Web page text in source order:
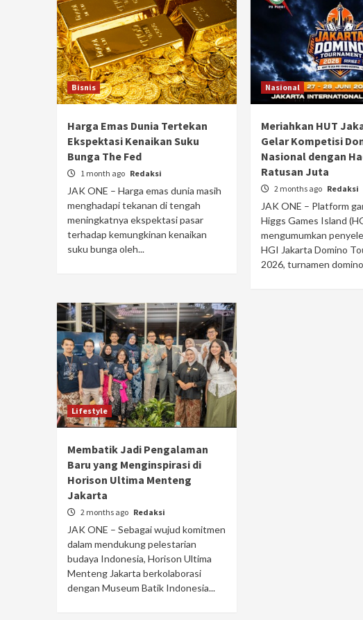
Bisnis
Harga Emas Dunia Tertekan
Ekspektasi Kenaikan Suku
Bunga The Fed
1 month ago Redaksi
JAK ONE – Harga emas dunia masih
menghadapi tekanan di tengah
meningkatnya ekspektasi pasar
terhadap kemungkinan kenaikan
suku bunga oleh...
Nasional
Meriahkan HUT
Gelar Kompetisi
Nasional dengan
Ratusan Juta
2 months ago Redaksi
JAK ONE – Platform
Higgs Games Island
mengumumkan
HGI Jakarta Domino
2026, turnamen
Lifestyle
Membatik Jadi Pengalaman
Baru yang Menginspirasi di
Horison Ultima Menteng
Jakarta
2 months ago Redaksi
JAK ONE – Sebagai wujud komitmen
dalam mendukung pelestarian
budaya Indonesia, Horison Ultima
Menteng Jakarta berkolaborasi
dengan Museum Batik Indonesia...
100 Debut di
10 Desain Bersejarah
Otomotif
Honda Ubah Strategi, Super-ONE
Senjata Perdana di Pasar EV
Indonesia